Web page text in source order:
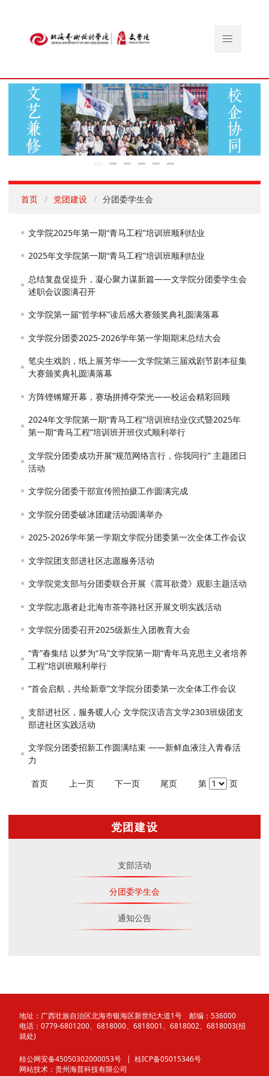
党团建设
支部活动
分团委学生会
通知公告
首页 党团建设 分团委学生会
文学院2025年第一期“青马工程”培训班顺利结业
2025年文学院第一期“青马工程”培训班顺利结业
总结复盘促提升，凝心聚力谋新篇——文学院分团委学生会
述职会议圆满召开
文学院第一届“哲学杯”读后感大赛颁奖典礼圆满落幕
文学院分团委2025-2026学年第一学期期末总结大会
笔尖生戏韵，纸上展芳华——文学院第三届戏剧节剧本征集
大赛颁奖典礼圆满落幕
方阵铿锵耀开幕，赛场拼搏夺荣光——校运会精彩回顾
2024年文学院第一期“青马工程”培训班结业仪式暨2025年
第一期“青马工程”培训班开班仪式顺利举行
文学院分团委成功开展“规范网络言行，你我同行” 主题团日
活动
文学院分团委干部宣传照拍摄工作圆满完成
文学院分团委破冰团建活动圆满举办
2025-2026学年第一学期文学院分团委第一次全体工作会议
文学院团支部进社区志愿服务活动
文学院党支部与分团委联合开展《震耳欲聋》观影主题活动
文学院志愿者赴北海市茶亭路社区开展文明实践活动
文学院分团委召开2025级新生入团教育大会
“青”春集结 以梦为“马”文学院第一期“青年马克思主义者培养
工程”培训班顺利举行
“首会启航，共绘新章”文学院分团委第一次全体工作会议
支部进社区，服务暖人心 文学院汉语言文学2303班级团支
部进社区实践活动
文学院分团委招新工作圆满结束 ——新鲜血液注入青春活
力
首页 上一页 下一页 尾页 第 页
地址：广西壮族自治区北海市银海区新世纪大道1号 邮编：536000
电话：0779-6801200、6818000、6818001、6818002、6818003(招
就处)
桂公网安备45050302000053号
| 桂ICP备05015346号
网站技术： 贵州海普科技有限公司